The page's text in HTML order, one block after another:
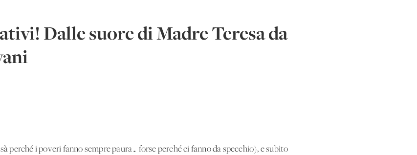
Dalle suore di Madre Teresa da
perché i poveri fanno sempre paura… forse perché ci fanno da specchio), e subito